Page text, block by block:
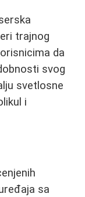
trajnog
da
svog
svetlosne
i
sa